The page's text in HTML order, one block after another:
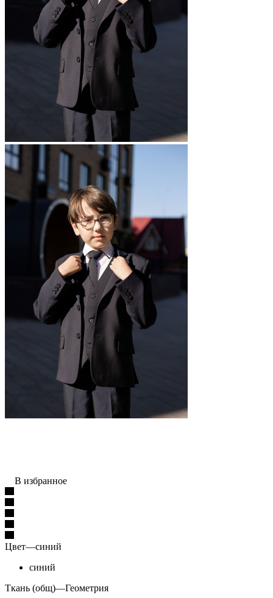
В избранное
Цвет—синий
синий
Ткань (общ)—Геометрия